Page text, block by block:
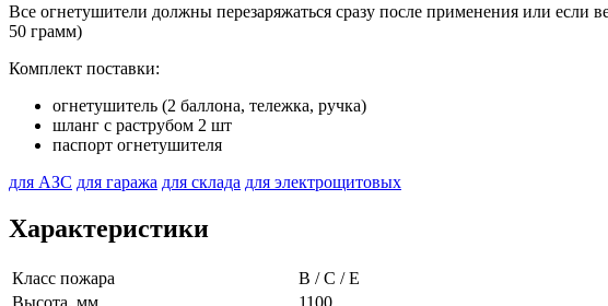
Все огнетушители должны перезаряжаться сразу после применения или если
50 грамм)
Комплект поставки:
огнетушитель (2 баллона, тележка, ручка)
шланг с раструбом 2 шт
паспорт огнетушителя
для АЗС для гаража для склада для электрощитовых
Характеристики
Класс пожара
B / C / E
Высота, мм
1100